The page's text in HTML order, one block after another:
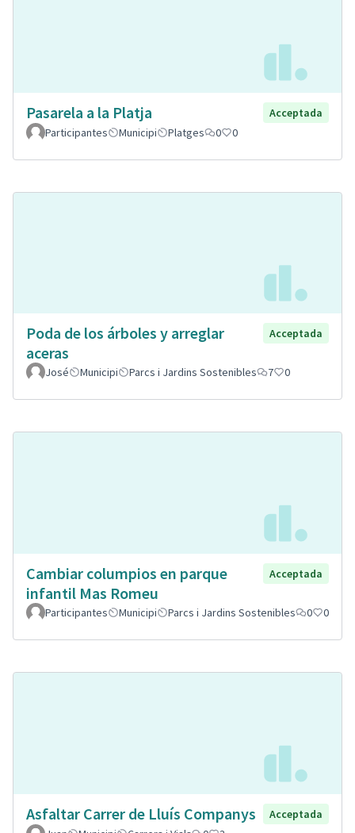
Pasarela a la Platja
Acceptada
Participantes
Municipi Platges 0 0
Poda de los árboles y arreglar
aceras
Acceptada
José Municipi Parcs i Jardins Sostenibles 7 0
Cambiar columpios en parque
infantil Mas Romeu
Acceptada
Participantes Municipi Parcs i Jardins Sostenibles 0 0
Asfaltar Carrer de Lluís Companys
Acceptada